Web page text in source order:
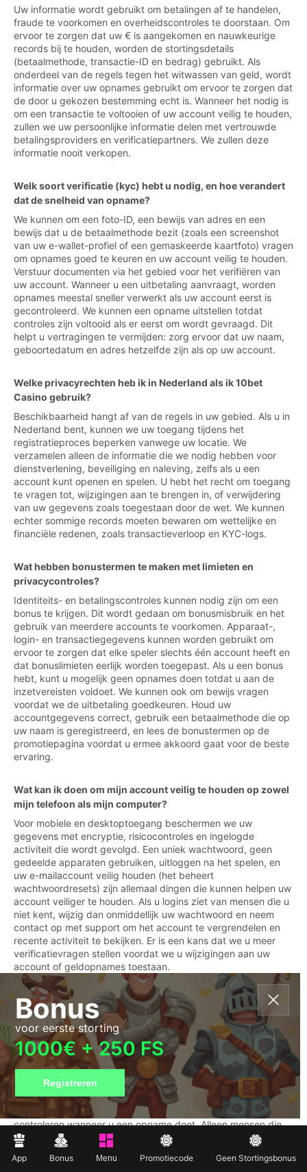
Uw informatie wordt gebruikt om betalingen af te handelen,
fraude te voorkomen en overheidscontroles te doorstaan. Om
ervoor te zorgen dat uw € is aangekomen en nauwkeurige
records bij te houden, worden de stortingsdetails
(betaalmethode, transactie-ID en bedrag) gebruikt. Als
onderdeel van de regels tegen het witwassen van geld, wordt
informatie over uw opnames gebruikt om ervoor te zorgen dat
de door u gekozen bestemming echt is. Wanneer het nodig is
om een transactie te voltooien of uw account veilig te houden,
zullen we uw persoonlijke informatie delen met vertrouwde
betalingsproviders en verificatiepartners. We zullen deze
informatie nooit verkopen.
Welk soort verificatie (kyc) hebt u nodig, en hoe verandert
dat de snelheid van opname?
We kunnen om een foto-ID, een bewijs van adres en een
bewijs dat u de betaalmethode bezit (zoals een screenshot
van uw e-wallet-profiel of een gemaskeerde kaartfoto) vragen
om opnames goed te keuren en uw account veilig te houden.
Verstuur documenten via het gebied voor het verifiëren van
uw account. Wanneer u een uitbetaling aanvraagt, worden
opnames meestal sneller verwerkt als uw account eerst is
gecontroleerd. We kunnen een opname uitstellen totdat
controles zijn voltooid als er eerst om wordt gevraagd. Dit
helpt u vertragingen te vermijden: zorg ervoor dat uw naam,
geboortedatum en adres hetzelfde zijn als op uw account.
Welke privacyrechten heb ik in Nederland als ik 10bet
Casino gebruik?
Beschikbaarheid hangt af van de regels in uw gebied. Als u in
Nederland bent, kunnen we uw toegang tijdens het
registratieproces beperken vanwege uw locatie. We
verzamelen alleen de informatie die we nodig hebben voor
dienstverlening, beveiliging en naleving, zelfs als u een
account kunt openen en spelen. U hebt het recht om toegang
te vragen tot, wijzigingen aan te brengen in, of verwijdering
van uw gegevens zoals toegestaan door de wet. We kunnen
echter sommige records moeten bewaren om wettelijke en
financiële redenen, zoals transactieverloop en KYC-logs.
Wat hebben bonustermen te maken met limieten en
privacycontroles?
Identiteits- en betalingscontroles kunnen nodig zijn om een
bonus te krijgen. Dit wordt gedaan om bonusmisbruik en het
gebruik van meerdere accounts te voorkomen. Apparaat-,
login- en transactiegegevens kunnen worden gebruikt om
ervoor te zorgen dat elke speler slechts één account heeft en
dat bonuslimieten eerlijk worden toegepast. Als u een bonus
hebt, kunt u mogelijk geen opnames doen totdat u aan de
inzetvereisten voldoet. We kunnen ook om bewijs vragen
voordat we de uitbetaling goedkeuren. Houd uw
accountgegevens correct, gebruik een betaalmethode die op
uw naam is geregistreerd, en lees de bonustermen op de
promotiepagina voordat u ermee akkoord gaat voor de beste
ervaring.
Wat kan ik doen om mijn account veilig te houden op zowel
mijn telefoon als mijn computer?
Voor mobiele en desktoptoegang beschermen we uw
gegevens met encryptie, risicocontroles en ingelogde
activiteit die wordt gevolgd. Een uniek wachtwoord, geen
gedeelde apparaten gebruiken, uitloggen na het spelen, en
uw e-mailaccount veilig houden (het beheert
wachtwoordresets) zijn allemaal dingen die kunnen helpen uw
account veiliger te houden. Als u logins ziet van mensen die u
niet kent, wijzig dan onmiddellijk uw wachtwoord en neem
contact op met support om het account te vergrendelen en
recente activiteit te bekijken. Er is een kans dat we u meer
verificatievragen stellen voordat we u wijzigingen aan uw
account of geldopnames toestaan.
Wat doet 10bet Casino met mijn persoonlijke informatie
wanneer ik geld stort en opneem in Nederland?
Voor betalingen, accountbeveiliging en om de wet te volgen
en fraude te bestrijden, moeten we uw informatie gebruiken.
We zorgen ervoor dat de betaalmethode die u gebruikt van u
is en dat de transactie legaal is voordat we u het geld geven.
Om te voorkomen dat chargebacks, witwassen van geld en
claims van derden plaatsvinden, kunnen we uw identiteit,
waar de middelen vandaan komen, en betalingsinformatie
controleren wanneer u een opname doet. Alleen mensen die
zijn getraind om deze controles uit te voeren mogen de
informatie zien die we vragen en de mensen die zijn
goedgekeurd om deze controles uit te voeren, zoals
Bonus
voor eerste storting
1000€ + 250 FS
Registreren
App Bonus Menu Promotiecode Geen Stortingsbonus